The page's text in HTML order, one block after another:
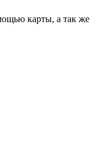
карты, а так же